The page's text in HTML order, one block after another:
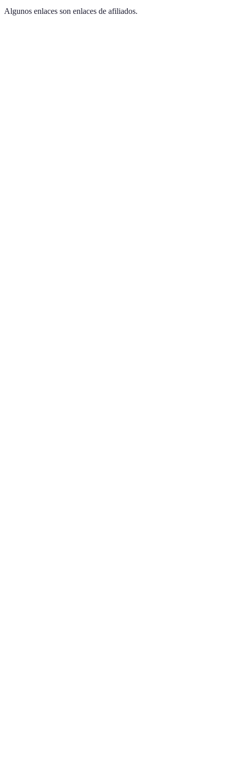
Algunos enlaces son enlaces de afiliados.